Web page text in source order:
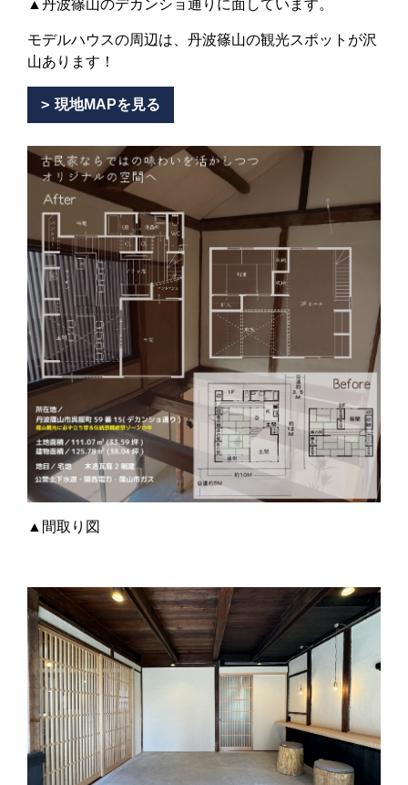
▲丹波篠山のデカンショ通りに面しています。
モデルハウスの周辺は、丹波篠山の観光スポットが沢
山あります！
現地MAPを見る
▲間取り図